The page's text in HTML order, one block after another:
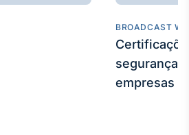
BROADCAST
segurança
empresas